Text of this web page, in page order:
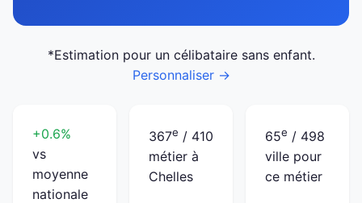
*Estimation pour un célibataire sans enfant.
Personnaliser →
+0.6%
vs
moyenne
nationale
367e / 410
métier à
Chelles
65e / 498
ville pour
ce métier